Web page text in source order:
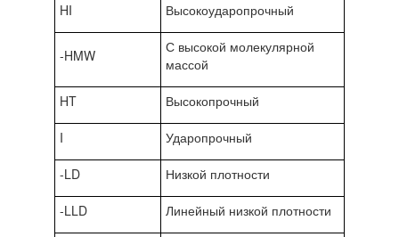
HI Высокоударопрочный
-HMW
С высокой молекулярной
массой
HT Высокопрочный
I Ударопрочный
-LD Низкой плотности
-LLD Линейный низкой плотности